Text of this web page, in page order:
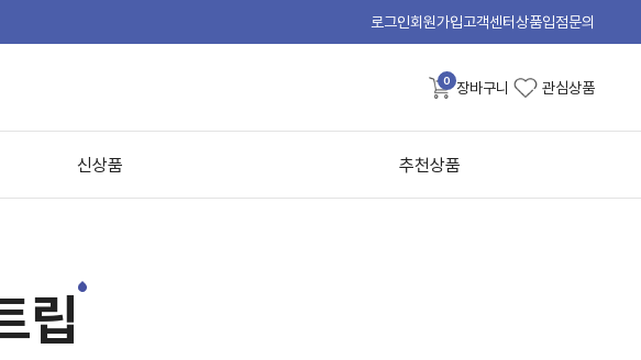
로그인회원가입고객센터상품입점문의
0 장바구니 관심상품
신상품 추천상품
립